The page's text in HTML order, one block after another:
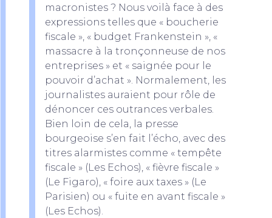
macronistes ? Nous voilà face à des
expressions telles que « boucherie
fiscale », « budget Frankenstein », «
massacre à la tronçonneuse de nos
entreprises » et « saignée pour le
pouvoir d’achat ». Normalement, les
journalistes auraient pour rôle de
dénoncer ces outrances verbales.
Bien loin de cela, la presse
bourgeoise s’en fait l’écho, avec des
titres alarmistes comme « tempête
fiscale » (Les Echos), « fièvre fiscale »
(Le Figaro), « foire aux taxes » (Le
Parisien) ou « fuite en avant fiscale »
(Les Echos).